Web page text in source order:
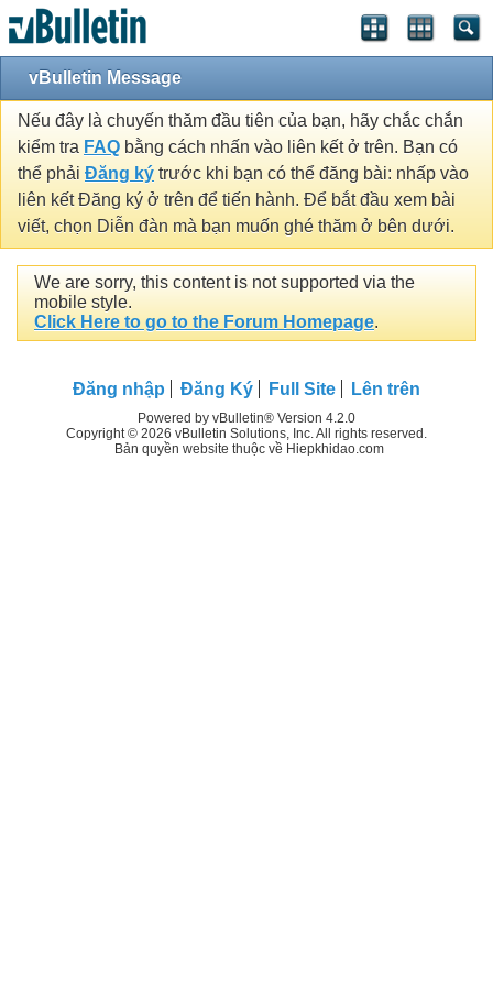
vBulletin Message
Nếu đây là chuyến thăm đầu tiên của bạn, hãy chắc chắn
kiểm tra FAQ bằng cách nhấn vào liên kết ở trên. Bạn có
thể phải Đăng ký trước khi bạn có thể đăng bài: nhấp vào
liên kết Đăng ký ở trên để tiến hành. Để bắt đầu xem bài
viết, chọn Diễn đàn mà bạn muốn ghé thăm ở bên dưới.
We are sorry, this content is not supported via the
mobile style.
Click Here to go to the Forum Homepage.
Đăng nhập Đăng Ký Full Site Lên trên
Powered by vBulletin® Version 4.2.0
Copyright © 2026 vBulletin Solutions, Inc. All rights reserved.
Bản quyền website thuộc về Hiepkhidao.com